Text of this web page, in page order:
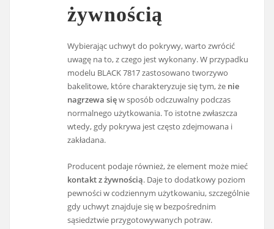
żywnością
Wybierając uchwyt do pokrywy, warto zwrócić
uwagę na to, z czego jest wykonany. W przypadku
modelu BLACK 7817 zastosowano tworzywo
bakelitowe, które charakteryzuje się tym, że nie
nagrzewa sięw sposób odczuwalny podczas
normalnego użytkowania. To istotne zwłaszcza
wtedy, gdy pokrywa jest często zdejmowana i
zakładana.
Producent podaje również, że element może mieć
kontakt z żywnością. Daje to dodatkowy poziom
pewności w codziennym użytkowaniu, szczególnie
gdy uchwyt znajduje się w bezpośrednim
sąsiedztwie przygotowywanych potraw.